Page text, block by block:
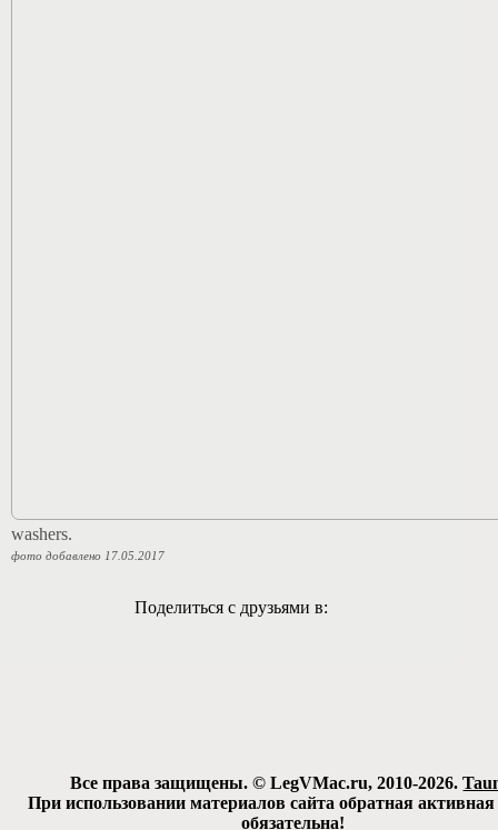
washers.
фото добавлено 17.05.2017
Поделиться с друзьями в:
Все права защищены. © LegVMac.ru, 2010-2026.
При использовании материалов сайта обратная
обязательна!